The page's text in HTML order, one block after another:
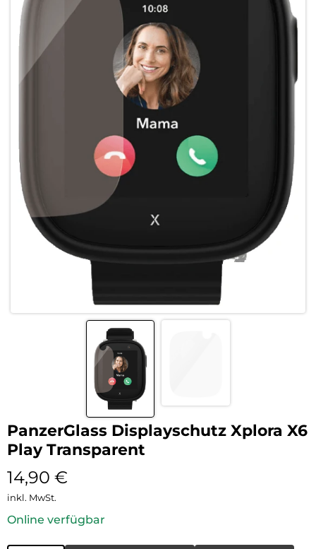
PanzerGlass Displayschutz Xplora X6
Play Transparent
14,90 €
inkl. MwSt.
Online verfügbar